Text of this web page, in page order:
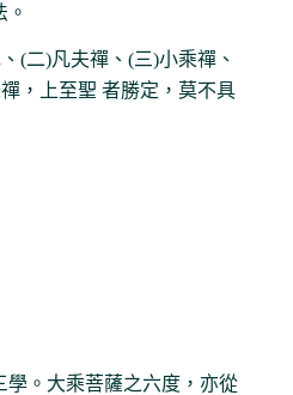
(二)凡夫禪、(三)小乘禪、
，上至聖 者勝定，莫不具
學。大乘菩薩之六度，亦從